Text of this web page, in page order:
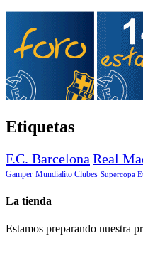
Etiquetas
F.C. Barcelona Real
Gamper Mundialito Clubes Supercopa
La tienda
Estamos preparando nuestra